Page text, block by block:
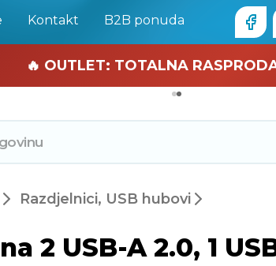
Kontakt B2B ponuda
🏄 Zaslužuješ odmor —❯
🔥 OUTLET: TOTALNA
Razdjelnici, USB hubovi
2 USB-A 2.0, 1